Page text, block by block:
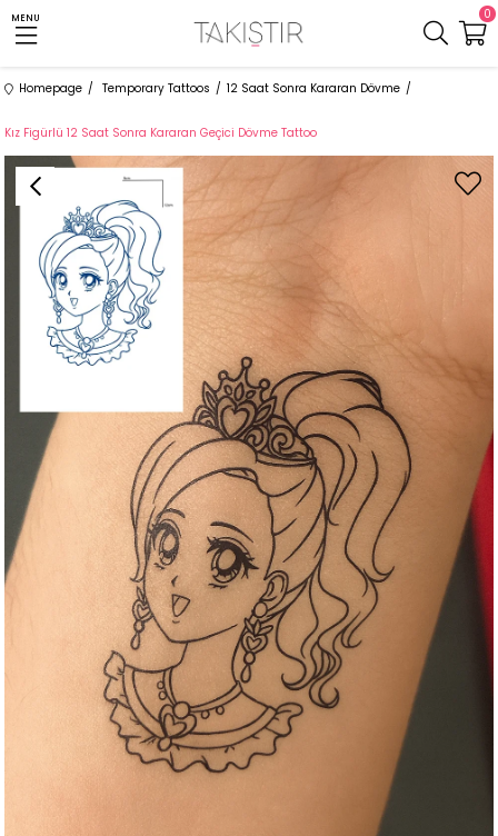
MENU 0
Homepage Temporary Tattoos 12 Saat Sonra Kararan Dövme
Kız Figürlü 12 Saat Sonra Kararan Geçici Dövme Tattoo